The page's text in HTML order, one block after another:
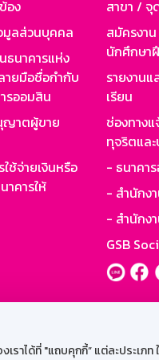
ได้ที่ "แถบคุกกี้” แต่ละประเภท
อง
มูลส่วนบุคคล
นาคารแห่ง
ายมือชื่อกำกับ
รออมสิน
ญาตผู้ขาย
ช้จ่ายเงินหรือ
คารให้
สาขา / จุ
สมัครงา
นักศึกษา
รายงานแ
เรียน
ช่องทางแ
ทุจริตแล
- ธนาคา
- สำนักง
- สำนักง
GSB